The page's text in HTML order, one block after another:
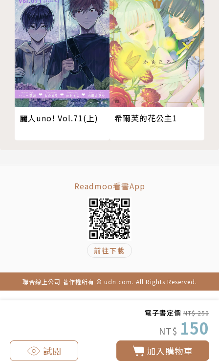
電子書定價 NT$ 250
NT$ 150
加入購物車
試閱
人家事無能，這全是貓做的！沐浴在既把自己打理得乾
淨整齊、工作能力強，又能游刃有餘養貓的光環下，天
天被誤會女子力過高的幸來，感覺自己越來越結不了婚
了……
因為討厭水，所以諭吉打掃浴室時會穿上全套生物防護
服；買菜時超市店長會因為摸到遞過零錢的肉球而暗自
心動；出門玩時會特地在背後黏上一條拉鍊假裝是穿玩
偶裝，但偶爾也會被認為是熱愛偶裝的變態；興趣是購
人類越廢，貓就越會！
平凡的(？！)人貓相處日常漫畫！
麗人uno! Vol.71(上) 希爾芙的花公主1
Readmoo看書App
前往下載
聯合線上公司 著作權所有 © udn.com. All Rights Reserved.